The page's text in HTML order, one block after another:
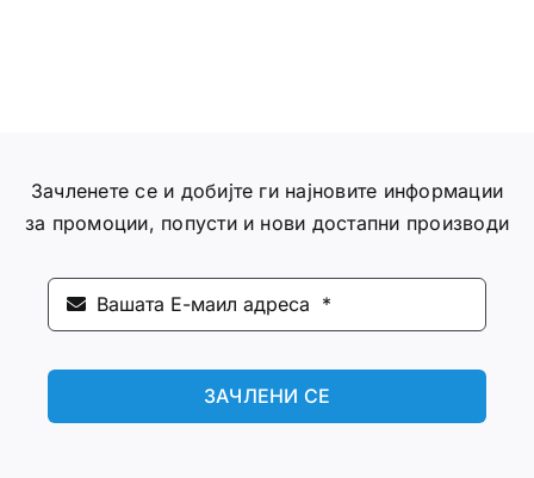
Зачленете се и добијте ги најновите информации
за промоции, попусти и нови достапни производи
ЗАЧЛЕНИ СЕ